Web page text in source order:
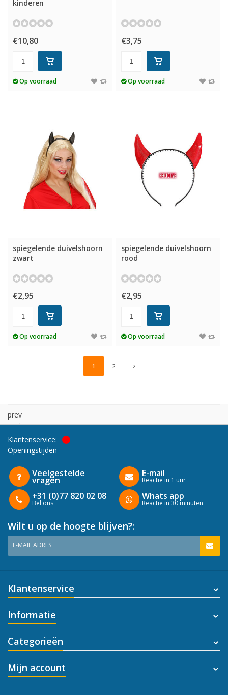
kinderen
€10,80
Op voorraad
€3,75
Op voorraad
spiegelende duivelshoorn
zwart
€2,95
Op voorraad
spiegelende duivelshoorn
rood
€2,95
Op voorraad
1 2
prev
next
Klantenservice:
Openingstijden
Veelgestelde
vragen
+31 (0)77 820 02 08
Bel ons
E-mail
Reactie in 1 uur
Whats app
Reactie in 30 minuten
Wilt u op de hoogte blijven?:
E-MAIL ADRES
Klantenservice
Informatie
Categorieën
Mijn account